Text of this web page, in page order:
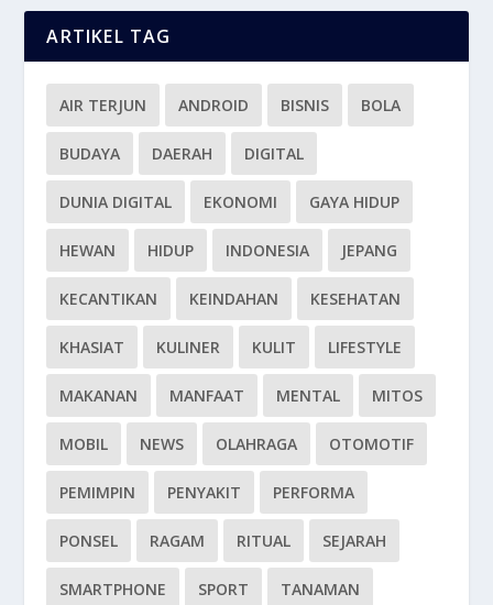
ARTIKEL TAG
AIR TERJUN ANDROID BISNIS BOLA
BUDAYA DAERAH DIGITAL
DUNIA DIGITAL EKONOMI GAYA HIDUP
HEWAN HIDUP INDONESIA JEPANG
KECANTIKAN KEINDAHAN KESEHATAN
KHASIAT KULINER KULIT LIFESTYLE
MAKANAN MANFAAT MENTAL MITOS
MOBIL NEWS OLAHRAGA OTOMOTIF
PEMIMPIN PENYAKIT PERFORMA
PONSEL RAGAM RITUAL SEJARAH
SMARTPHONE SPORT TANAMAN